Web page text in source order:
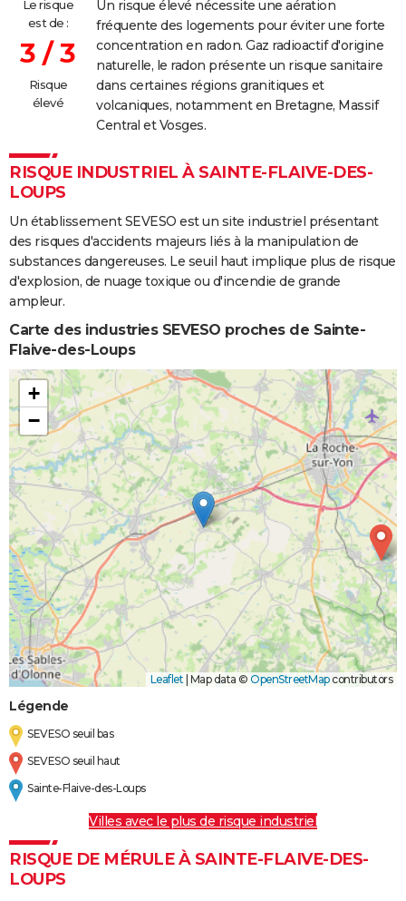
Le risque
est de :
3 / 3
Risque
élevé
Un risque élevé nécessite une aération
fréquente des logements pour éviter une forte
concentration en radon. Gaz radioactif d'origine
naturelle, le radon présente un risque sanitaire
dans certaines régions granitiques et
volcaniques, notamment en Bretagne, Massif
Central et Vosges.
RISQUE INDUSTRIEL À SAINTE-FLAIVE-DES-
LOUPS
Un établissement SEVESO est un site industriel présentant
des risques d'accidents majeurs liés à la manipulation de
substances dangereuses. Le seuil haut implique plus de risque
d'explosion, de nuage toxique ou d'incendie de grande
ampleur.
Carte des industries SEVESO proches de Sainte-
Flaive-des-Loups
+
−
Leaflet Map data © OpenStreetMapcontributors
Légende
SEVESO seuil bas
SEVESO seuil haut
Sainte-Flaive-des-Loups
Villes avec le plus de risque industriel
RISQUE DE MÉRULE À SAINTE-FLAIVE-DES-
LOUPS